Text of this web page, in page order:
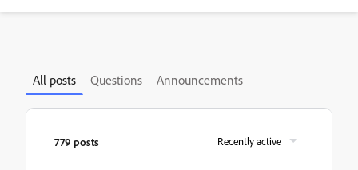
All posts Questions Announcements
779 posts Recently active